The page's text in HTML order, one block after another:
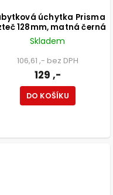
úchytka Prisma
128mm, matná černá
Skladem
106,61 ,- bez DPH
129 ,-
DO KOŠÍKU